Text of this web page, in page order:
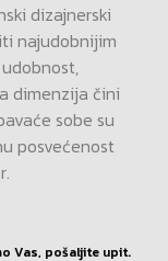
dizajnerski
najudobnijim
dimenzija čini
sobe su
posvećenost
Vas, pošaljite upit.